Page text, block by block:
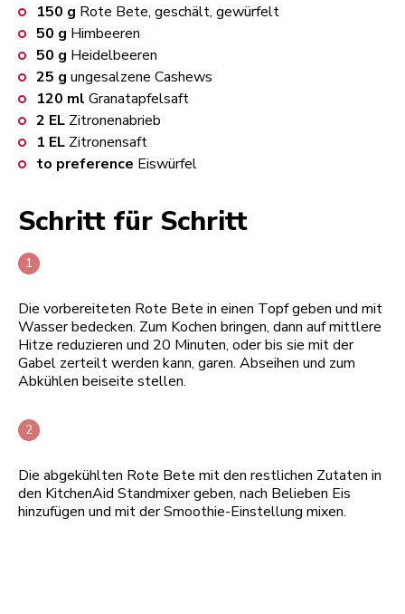
150 g Rote Bete, geschält, gewürfelt
50 g Himbeeren
50 g Heidelbeeren
25 g ungesalzene Cashews
120 ml Granatapfelsaft
2 EL Zitronenabrieb
1 EL Zitronensaft
to preference Eiswürfel
Schritt für Schritt
Die vorbereiteten Rote Bete in einen Topf geben und mit
Wasser bedecken. Zum Kochen bringen, dann auf mittlere
Hitze reduzieren und 20 Minuten, oder bis sie mit der
Gabel zerteilt werden kann, garen. Abseihen und zum
Abkühlen beiseite stellen.
Die abgekühlten Rote Bete mit den restlichen Zutaten in
den KitchenAid Standmixer geben, nach Belieben Eis
hinzufügen und mit der Smoothie-Einstellung mixen.